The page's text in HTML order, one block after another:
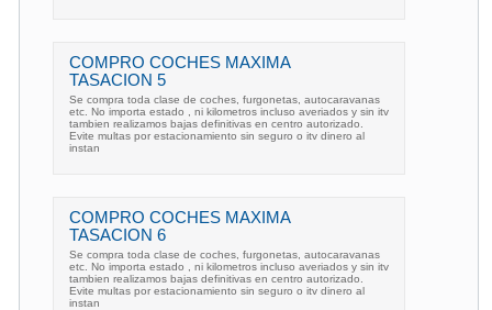
COMPRO COCHES MAXIMA
TASACION 5
Se compra toda clase de coches, furgonetas, autocaravanas
etc. No importa estado , ni kilometros incluso averiados y sin itv
tambien realizamos bajas definitivas en centro autorizado.
Evite multas por estacionamiento sin seguro o itv dinero al
instan
COMPRO COCHES MAXIMA
TASACION 6
Se compra toda clase de coches, furgonetas, autocaravanas
etc. No importa estado , ni kilometros incluso averiados y sin itv
tambien realizamos bajas definitivas en centro autorizado.
Evite multas por estacionamiento sin seguro o itv dinero al
instan